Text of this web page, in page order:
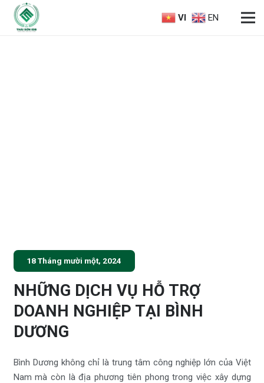
VI EN
18 Tháng mười một, 2024
NHỮNG DỊCH VỤ HỖ TRỢ
DOANH NGHIỆP TẠI BÌNH
DƯƠNG
Bình Dương không chỉ là trung tâm công nghiệp lớn của Việt
Nam mà còn là địa phương tiên phong trong việc xây dựng